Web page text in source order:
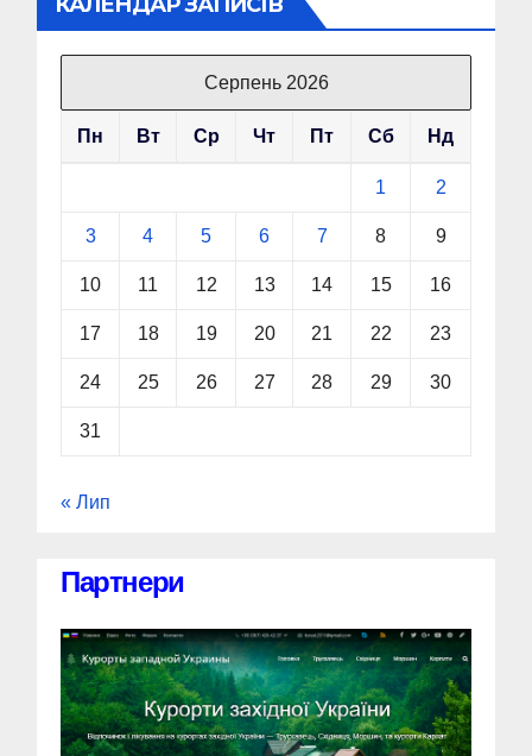
Серпень 2026
Пн Вт Ср Чт Пт Сб Нд
1 2
3 4 5 6 7 8 9
10 11 12 13 14 15 16
17 18 19 20 21 22 23
24 25 26 27 28 29 30
31
« Лип
Партнери